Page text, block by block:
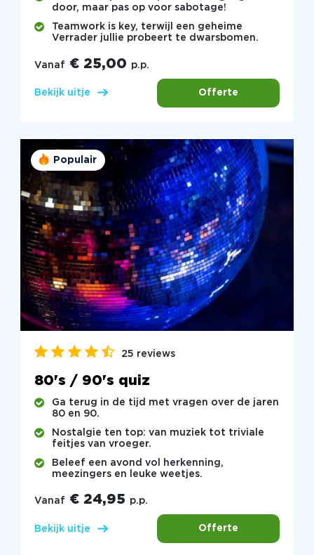
door, maar pas op voor sabotage!
Teamwork is key, terwijl een geheime
Verrader jullie probeert te dwarsbomen.
Vanaf € 25,00 p.p.
Bekijk uitje Offerte
Populair
25 reviews
80's / 90's quiz
Ga terug in de tijd met vragen over de jaren
80 en 90.
Nostalgie ten top: van muziek tot triviale
feitjes van vroeger.
Beleef een avond vol herkenning,
meezingers en leuke weetjes.
Vanaf € 24,95 p.p.
Bekijk uitje Offerte